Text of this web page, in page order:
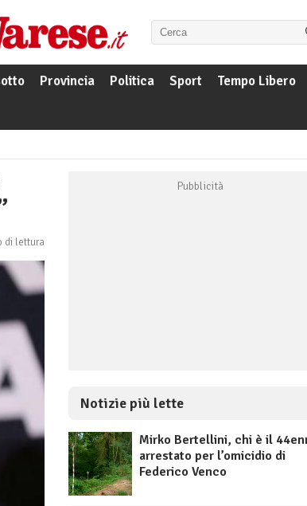
Provincia Politica Sport
Tempo Libero
di lettura
Notizie più lette
Mirko Bertellini, chi è il
arrestato per l’omicidio di
Federico Venco